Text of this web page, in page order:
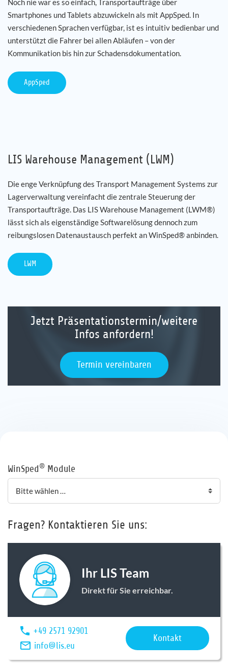
Noch nie war es so einfach, Transportaufträge über
Smartphones und Tablets abzuwickeln als mit AppSped. In
verschiedenen Sprachen verfügbar, ist es intuitiv bedienbar und
unterstützt die Fahrer bei allen Abläufen – von der
Kommunikation bis hin zur Schadensdokumentation.
AppSped
LIS Warehouse Management (LWM)
Die enge Verknüpfung des Transport Management Systems zur
Lagerverwaltung vereinfacht die zentrale Steuerung der
Transportaufträge. Das LIS Warehouse Management (LWM®)
lässt sich als eigenständige Softwarelösung dennoch zum
reibungslosen Datenaustausch perfekt an WinSped® anbinden.
LWM
Jetzt Präsentationstermin/weitere
Infos anfordern!
Termin vereinbaren
WinSped ® Module
Fragen? Kontaktieren Sie uns:
Ihr LIS Team
Direkt für Sie erreichbar.
+49 2571 92901
info@lis.eu
Kontakt